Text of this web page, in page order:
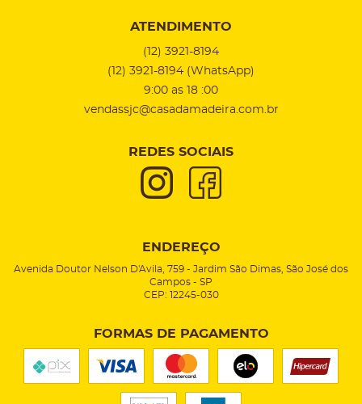
ATENDIMENTO
(12) 3921-8194
(12) 3921-8194 (WhatsApp)
9:00 as 18 :00
vendassjc@casadamadeira.com.br
REDES SOCIAIS
ENDEREÇO
Avenida Doutor Nelson D'Avila, 759 - Jardim São Dimas, São José dos
Campos - SP
CEP: 12245-030
FORMAS DE PAGAMENTO